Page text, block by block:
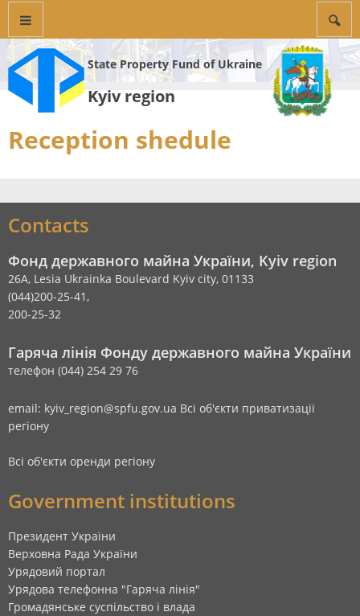
State Property Fund of Ukraine
Kyiv region
Reception shedule
Contacts
Фонд державного майна України, Kyiv region
26А, Lesia Ukrainka Boulevard Kyiv city, 01133
(044)200-25-41,
200-25-32
Гаряча лінія Фонду державного майна України
телефон (044) 254 29 76
email: kyiv_region@spfu.gov.ua Всі об'єкти приватизації
регіону
Всі об'єкти оренди регіону
Government institutions
Президент України
Верховна Рада України
Урядовий портал
Урядова телефонна "Гаряча лінія"
Громадянське суспільство і влада